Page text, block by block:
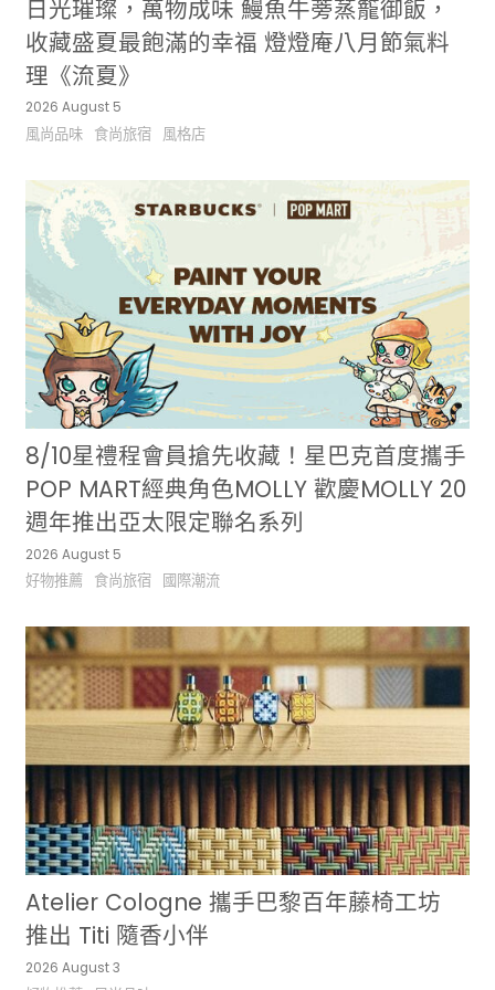
日光璀璨，萬物成味 鰻魚牛蒡蒸籠御飯，
收藏盛夏最飽滿的幸福 燈燈庵八月節氣料
理《流夏》
2026 August 5
風尚品味 食尚旅宿 風格店
8/10星禮程會員搶先收藏！星巴克首度攜手
POP MART經典角色MOLLY 歡慶MOLLY 20
週年推出亞太限定聯名系列
2026 August 5
好物推薦 食尚旅宿 國際潮流
Atelier Cologne 攜手巴黎百年藤椅工坊
推出 Titi 隨香小伴
2026 August 3